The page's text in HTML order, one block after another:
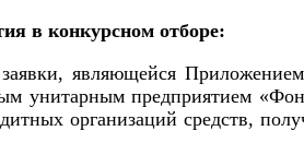
в конкурсном отборе:
заявки, являющейся
унитарным предприятием
организаций средств,